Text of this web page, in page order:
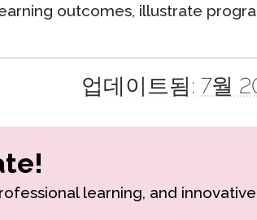
outcomes, illustrate
업데이트됨: 7월
learning, and